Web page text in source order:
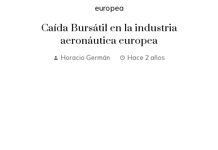
Caída Bursátil en la industria
aeronáutica europea
Horacio Germán Hace 2 años